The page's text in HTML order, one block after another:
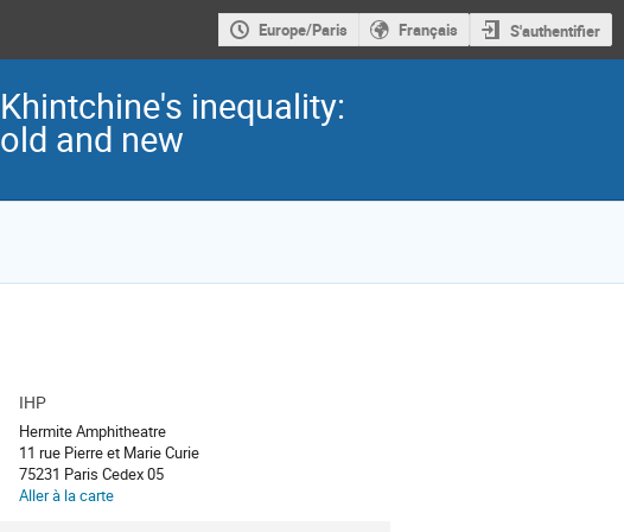
Europe/Paris Français S'authentifier
Khintchine's inequality:
old and new
Site
IHP
Hermite Amphitheatre
11 rue Pierre et Marie Curie
75231 Paris Cedex 05
Aller à la carte